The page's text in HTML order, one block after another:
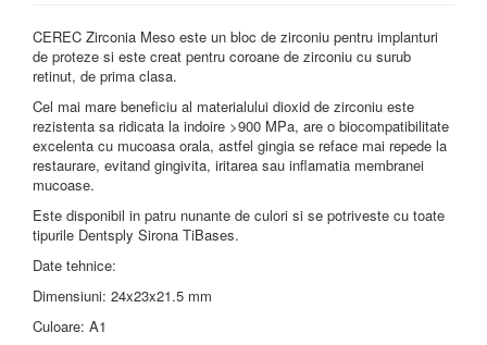
CEREC Zirconia Meso este un bloc de zirconiu pentru implanturi
de proteze si este creat pentru coroane de zirconiu cu surub
retinut, de prima clasa.
Cel mai mare beneficiu al materialului dioxid de zirconiu este
rezistenta sa ridicata la indoire >900 MPa, are o biocompatibilitate
excelenta cu mucoasa orala, astfel gingia se reface mai repede la
restaurare, evitand gingivita, iritarea sau inflamatia membranei
mucoase.
Este disponibil in patru nunante de culori si se potriveste cu toate
tipurile Dentsply Sirona TiBases.
Date tehnice:
Dimensiuni: 24x23x21.5 mm
Culoare: A1